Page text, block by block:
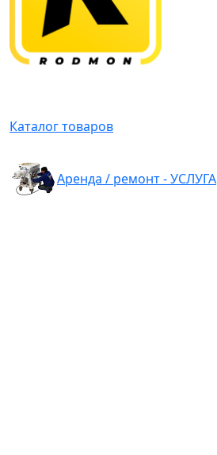
Каталог товаров
Аренда / ремонт - УСЛУГА